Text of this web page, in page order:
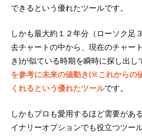
できるという優れたツールです。
しかも最大約１２年分（ローソク足
去チャートの中から、現在のチャー
き)が似ている時期を瞬時に探し出し
を参考に未来の値動き(※これからの
くれるという優れたツールです。
しかもプロも愛用するほど需要があ
イナリーオプションでも役立つツール